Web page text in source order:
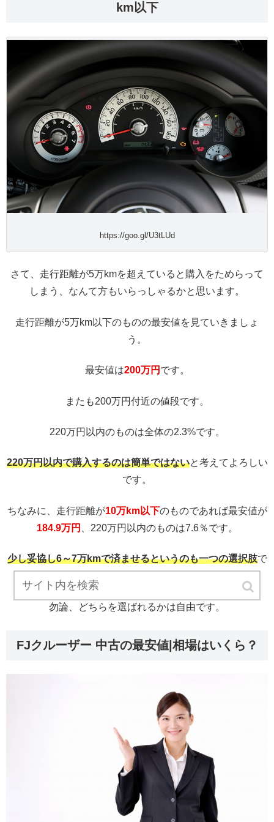
km以下
https://goo.gl/U3tLUd
さて、走行距離が5万kmを超えていると購入をためらって
しまう、なんて方もいらっしゃるかと思います。
走行距離が5万km以下のものの最安値を見ていきましょ
う。
最安値は200万円 です。
またも200万円付近の値段です。
220万円以内のものは全体の2.3%です。
220万円以内で購入するのは簡単ではないと考えてよろしい
です。
ちなみに、走行距離が10万km以下のものであれば最安値が
184.9万円
、220万円以内のものは7.6％です。
少し妥協し6～7万kmで済ませるというのも一つの選択肢で
勿論、どちらを選ばれるかは自由です。
FJクルーザー 中古の最安値|相場はいくら？